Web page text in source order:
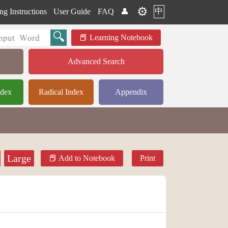
Instructions User Guide FAQ 👤 ⚙️ 中
Learning Notebook
Advanced Search
Radical Index Appendix
Large Add to Notebook Print